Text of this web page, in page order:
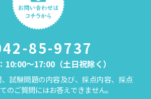
85-9737
10:00～17:00（土日祝除く）
試験問題の内容及び、採点内容、採点
のご質問にはお答えできません。